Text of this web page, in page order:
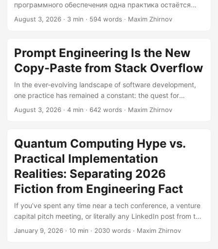
программного обеспечения одна практика остаётся
неизменной: поиск эффективных способов решения
копируя и вставляя фрагменты кода для преодоления
трудностей в программировании. Однако на сцене
появился новый претендент, бросающий вызов этому
промтов. Что такое инженерное проектирование
промтов? Инженерное проектирование промтов — это
искусство создания точных инструкций для моделей
August 3, 2026 · 3 min · 594 words · Maxim Zhirnov
Prompt Engineering Is the New
Copy-Paste from Stack Overflow
In the ever-evolving landscape of software development,
one practice has remained a constant: the quest for
efficient problem-solving. For years, developers have
new contender has emerged on the scene, challenging this
age-old method: prompt engineering. What is Prompt
Engineering? Prompt engineering is the art of crafting
precise instructions for AI models to generate desired
outputs....
August 3, 2026 · 4 min · 642 words · Maxim Zhirnov
Quantum Computing Hype vs.
Practical Implementation
Realities: Separating 2026
Fiction from Engineering Fact
If you’ve spent any time near a tech conference, a venture
capital pitch meeting, or literally any LinkedIn post from the
past three years, you’ve probably heard it: quantum
January 9, 2026 · 10 min · 2030 words · Maxim Zhirnov